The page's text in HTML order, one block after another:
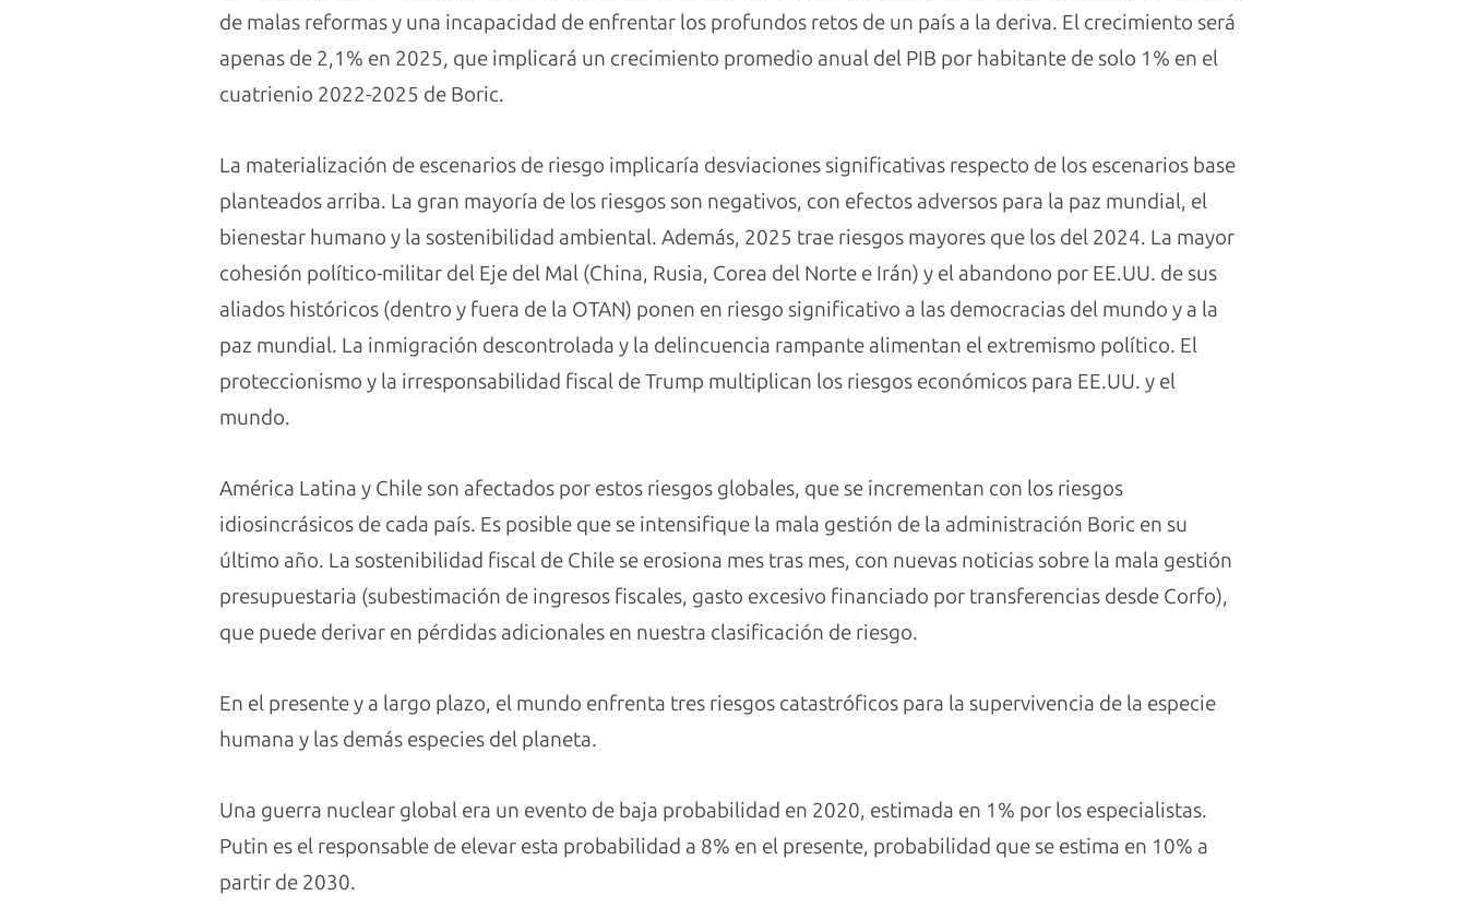
de malas reformas y una incapacidad de enfrentar los profundos retos de un país a la deriva. El crecimiento será
apenas de 2,1% en 2025, que implicará un crecimiento promedio anual del PIB por habitante de solo 1% en el
cuatrienio 2022-2025 de Boric.
La materialización de escenarios de riesgo implicaría desviaciones significativas respecto de los escenarios base
planteados arriba. La gran mayoría de los riesgos son negativos, con efectos adversos para la paz mundial, el
bienestar humano y la sostenibilidad ambiental. Además, 2025 trae riesgos mayores que los del 2024. La mayor
cohesión político-militar del Eje del Mal (China, Rusia, Corea del Norte e Irán) y el abandono por EE.UU. de sus
aliados históricos (dentro y fuera de la OTAN) ponen en riesgo significativo a las democracias del mundo y a la
paz mundial. La inmigración descontrolada y la delincuencia rampante alimentan el extremismo político. El
proteccionismo y la irresponsabilidad fiscal de Trump multiplican los riesgos económicos para EE.UU. y el
mundo.
América Latina y Chile son afectados por estos riesgos globales, que se incrementan con los riesgos
idiosincrásicos de cada país. Es posible que se intensifique la mala gestión de la administración Boric en su
último año. La sostenibilidad fiscal de Chile se erosiona mes tras mes, con nuevas noticias sobre la mala gestión
presupuestaria (subestimación de ingresos fiscales, gasto excesivo financiado por transferencias desde Corfo),
que puede derivar en pérdidas adicionales en nuestra clasificación de riesgo.
En el presente y a largo plazo, el mundo enfrenta tres riesgos catastróficos para la supervivencia de la especie
humana y las demás especies del planeta.
Una guerra nuclear global era un evento de baja probabilidad en 2020, estimada en 1% por los especialistas.
Putin es el responsable de elevar esta probabilidad a 8% en el presente, probabilidad que se estima en 10% a
partir de 2030.